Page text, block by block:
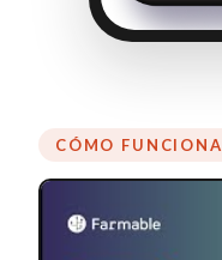
CÓMO FUNCIONA